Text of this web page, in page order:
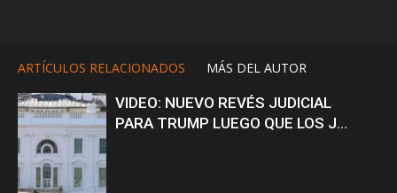
ARTÍCULOS RELACIONADOS MÁS DEL AUTOR
VIDEO: NUEVO REVÉS JUDICIAL
PARA TRUMP LUEGO QUE LOS J...